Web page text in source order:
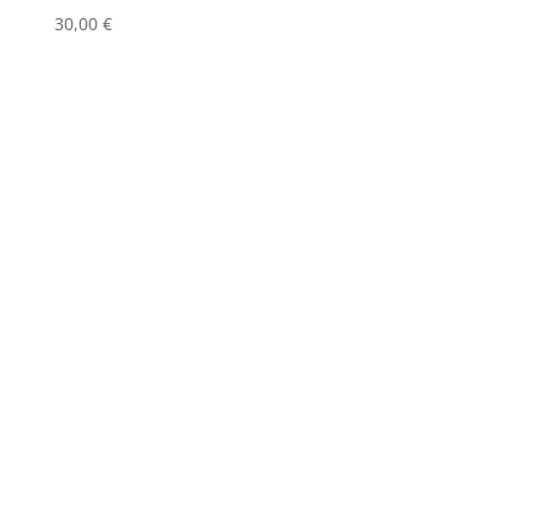
30,00 €